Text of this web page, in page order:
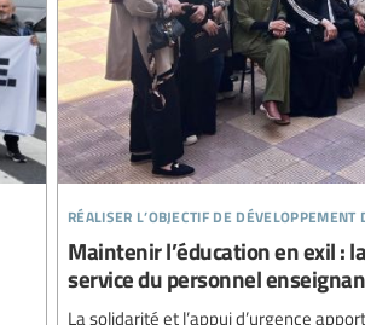
réaliser l’objectif de développement
Maintenir l’éducation en exil :
service du personnel
La solidarité et l’appui d’urgence